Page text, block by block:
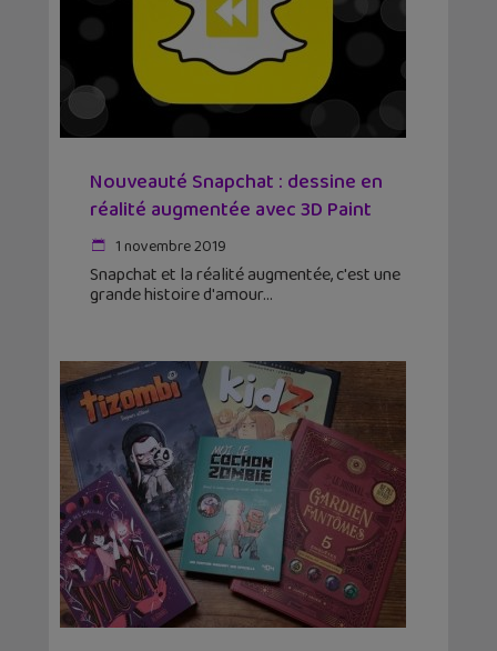
Nouveauté Snapchat : dessine en
réalité augmentée avec 3D Paint
1 novembre 2019
Snapchat et la réalité augmentée, c'est une
grande histoire d'amour